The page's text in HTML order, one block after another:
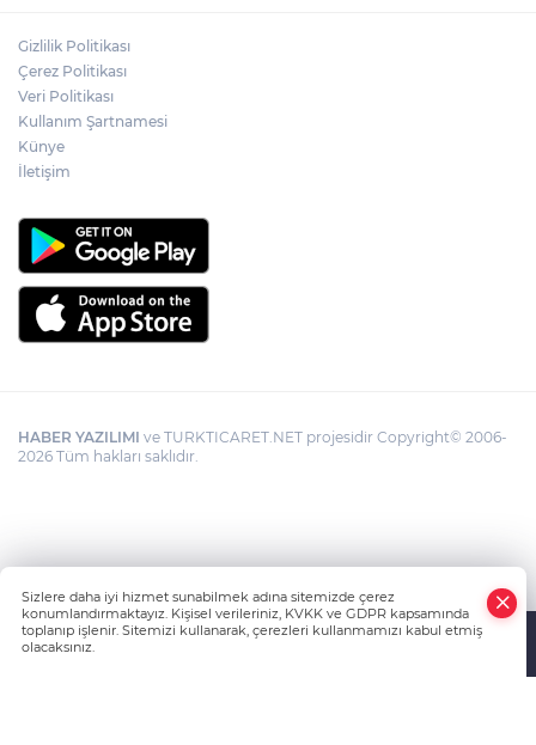
Gizlilik Politikası
Çerez Politikası
Veri Politikası
Kullanım Şartnamesi
Künye
İletişim
HABER YAZILIMI ve TURKTICARET.NET projesidir Copyright© 2006-
2026 Tüm hakları saklıdır.
Sizlere daha iyi hizmet sunabilmek adına sitemizde çerez
konumlandırmaktayız. Kişisel verileriniz, KVKK ve GDPR kapsamında
toplanıp işlenir. Sitemizi kullanarak, çerezleri kullanmamızı kabul etmiş
olacaksınız.